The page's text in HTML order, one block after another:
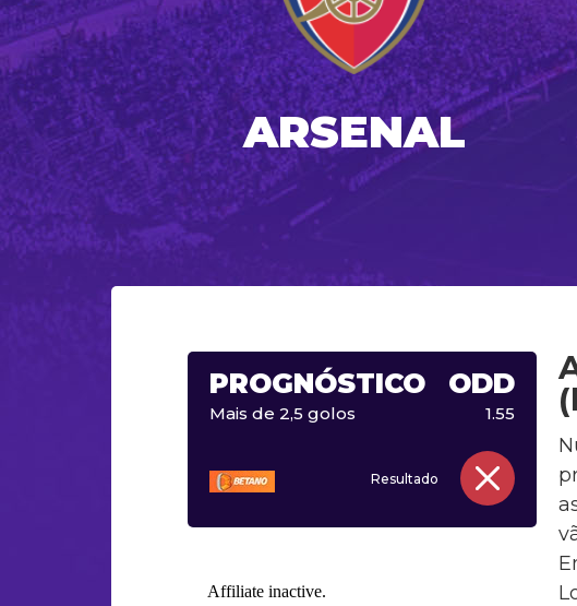
ARSENAL
PROGNÓSTICO ODD
Mais de 2,5 golos 1.55
Resultado